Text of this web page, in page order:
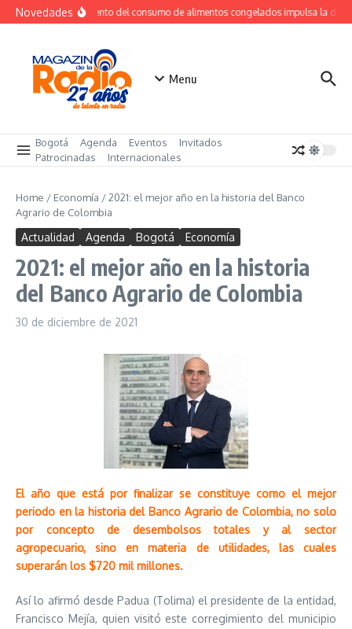
Saltar al contenido
NovedadesCrecimiento del consumo de alimentos congelados impulsa la
Menu
Bogotá Agenda Eventos
Invitados
Patrocinadas
Internacionales
Home / Economía /2021: el mejor año en la historia del Banco
Agrario de Colombia
Actualidad Agenda Bogotá Economía
2021: el mejor año en la historia
del Banco Agrario de Colombia
30 de diciembre de 2021
El año que está por finalizar se constituye como el mejor
periodo en la historia del Banco Agrario de Colombia, no solo
por concepto de desembolsos totales y al sector
agropecuario, sino en materia de utilidades, las cuales
superarán los $720 mil millones.
Así lo afirmó desde Padua (Tolima) el presidente de la entidad,
Francisco Mejía, quien visitó este corregimiento del municipio